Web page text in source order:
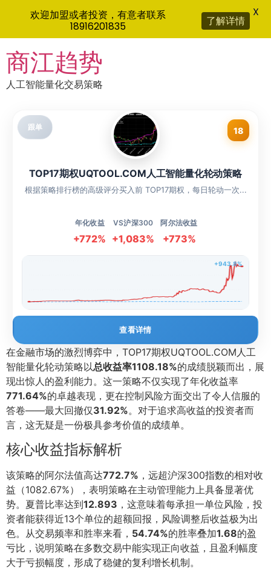
to
content
商江趋势
人工智能量化交易策略
跟单 18
TOP17期权UQTOOL.COM人工智能量化轮动策略
根据策略排行榜的高级评分买入前 TOP17期权，每日轮动一次...
年化收益
+772%
VS沪深300
+1,083%
阿尔法收益
+773%
+943.8%
查看详情
在金融市场的激烈博弈中，TOP17期权UQTOOL.COM人工
智能量化轮动策略以总收益率1108.18%的成绩脱颖而出，展
现出惊人的盈利能力。这一策略不仅实现了年化收益率
771.64%的卓越表现，更在控制风险方面交出了令人信服的
答卷——最大回撤仅31.92%。对于追求高收益的投资者而
言，这无疑是一份极具参考价值的成绩单。
核心收益指标解析
该策略的阿尔法值高达772.7% ，远超沪深300指数的相对收
益（1082.67%），表明策略在主动管理能力上具备显著优
势。夏普比率达到12.893 ，这意味着每承担一单位风险，投
资者能获得近13个单位的超额回报，风险调整后收益极为出
色。从交易频率和胜率来看， 54.74%的胜率叠加1.68的盈
亏比，说明策略在多数交易中能实现正向收益，且盈利幅度
大于亏损幅度，形成了稳健的复利增长机制。
欢迎加盟或者投资，有意者联系
18916201835
了解详情
X